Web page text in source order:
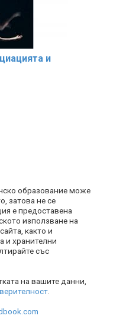
и
образование може
затова не се
е предоставена
използване на
както и
и хранителни
със
на вашите данни,